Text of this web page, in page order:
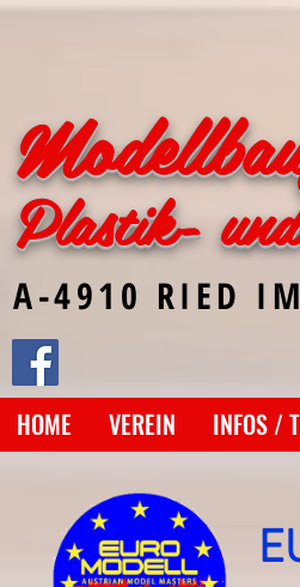
Plastik-
A-4910 RIED
HOME VEREIN INFOS /